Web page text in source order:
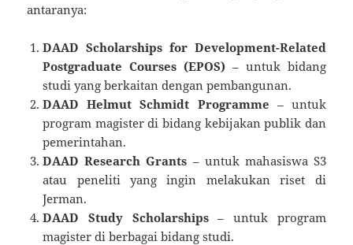
antaranya:
DAAD Scholarships for Development-Related
Postgraduate Courses (EPOS) – untuk bidang
studi yang berkaitan dengan pembangunan.
DAAD Helmut Schmidt Programme – untuk
program magister di bidang kebijakan publik dan
pemerintahan.
DAAD Research Grants – untuk mahasiswa S3
atau peneliti yang ingin melakukan riset di
Jerman.
DAAD Study Scholarships– untuk program
magister di berbagai bidang studi.